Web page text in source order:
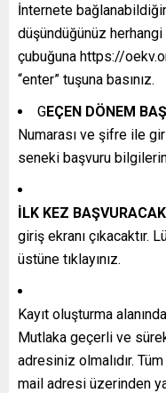
İnternete
düşündüğünüz
çubuğuna https://
“enter” tuşuna basınız.
GEÇEN DÖNEM
Numarası ve şifre ile
seneki başvuru
İLK KEZ
giriş ekranı çıkacaktır.
üstüne tıklayınız.
Kayıt oluşturma
Mutlaka geçerli ve
adresiniz olmalıdır.
mail adresi üzerinden